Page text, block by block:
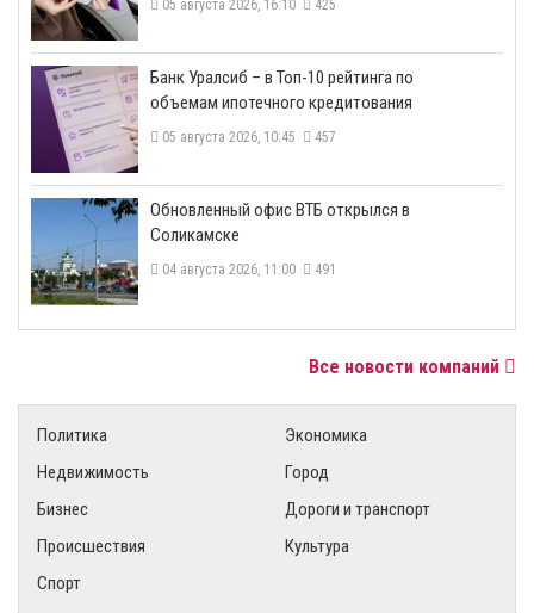
05 августа 2026, 16:10 425
​Банк Уралсиб – в Топ-10 рейтинга по
объемам ипотечного кредитования
05 августа 2026, 10:45 457
​Обновленный офис ВТБ открылся в
Соликамске
04 августа 2026, 11:00 491
Все новости компаний
Политика
Экономика
Недвижимость
Город
Бизнес
Дороги и транспорт
Происшествия
Культура
Спорт